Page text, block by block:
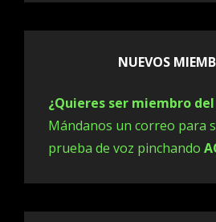
NUEVOS
¿Quieres ser miembro del
Mándanos un correo para
prueba de voz pinchando